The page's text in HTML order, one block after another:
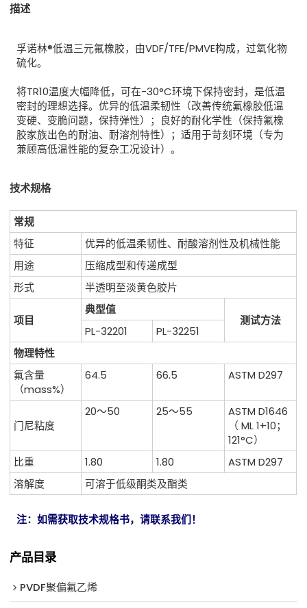
描述
孚诺林®低温三元氟橡胶，由VDF/TFE/PMVE构成，过氧化物
硫化。
将TR10温度大幅降低，可在-30°C环境下保持密封，是低温
密封的理想选择。优异的低温柔韧性（改善传统氟橡胶低温
变硬、变脆问题，保持弹性）；良好的耐化学性（保持氟橡
胶家族出色的耐油、耐溶剂特性）；适用于苛刻环境（专为
兼顾高低温性能的复杂工况设计）。
技术规格
常规
特征
优异的低温柔韧性、耐酸溶剂性及机械性能
用途
压缩成型和传递成型
形式
半透明至淡黄色胶片
项目
典型值
测试方法
PL-32201
PL-32251
物理特性
氟含量
（mass%）
64.5 66.5 ASTM D297
门尼粘度
20～50 25～55
ASTM D1646
（ ML 1+10；
121°C）
比重
1.80 1.80
ASTM D297
溶解度
可溶于低级酮类及酯类
注：如需获取技术规格书，请联系我们！
产品目录
PVDF聚偏氟乙烯